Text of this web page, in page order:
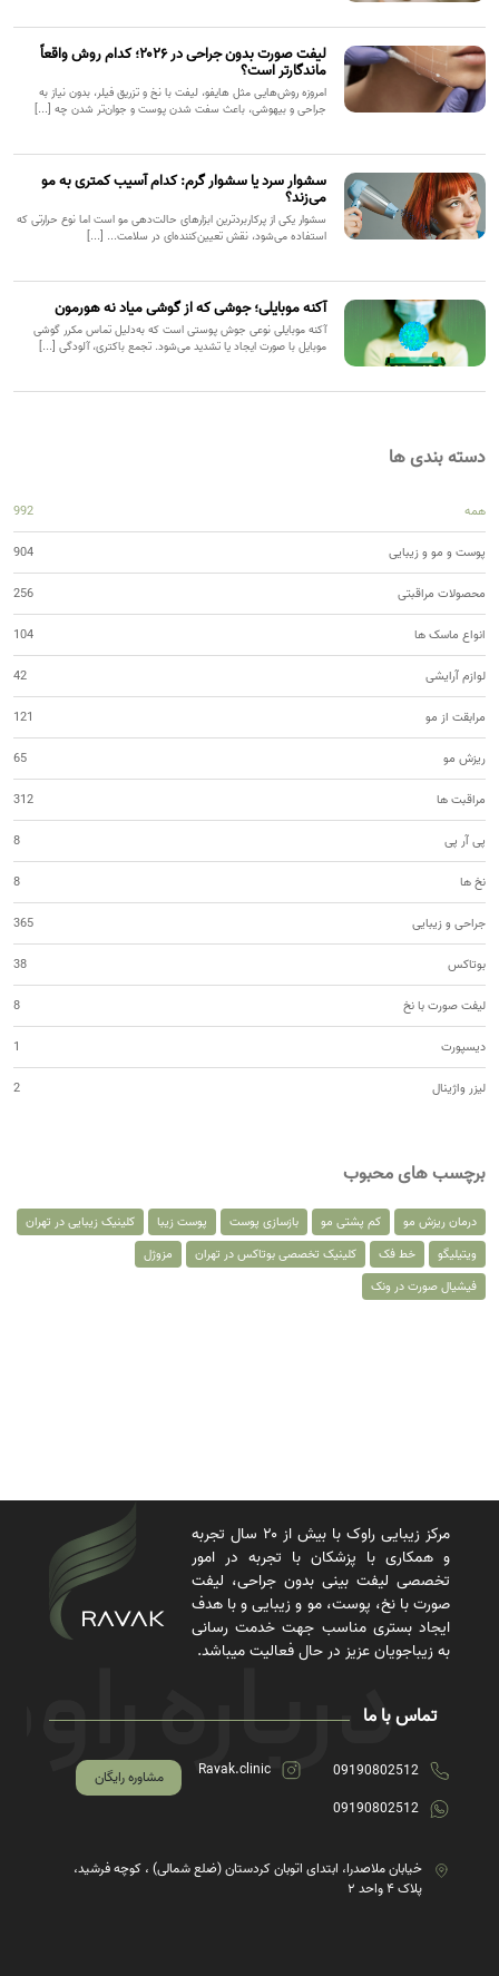
لیفت صورت بدون جراحی در ۲۰۲۶؛ کدام روش واقعاً
ماندگارتر است؟
امروزه روش‌هایی مثل هایفو، لیفت با نخ و تزریق فیلر، بدون نیاز به
جراحی و بیهوشی، باعث سفت شدن پوست و جوان‌تر شدن چه [...]
سشوار سرد یا سشوار گرم: کدام آسیب کمتری به مو
می‌زند؟
سشوار یکی از پرکاربردترین ابزارهای حالت‌دهی مو است اما نوع حرارتی که
استفاده می‌شود، نقش تعیین‌کننده‌ای در سلامت... [...]
آکنه موبایلی؛ جوشی که از گوشی میاد نه هورمون
آکنه موبایلی نوعی جوش پوستی است که به‌دلیل تماس مکرر گوشی
موبایل با صورت ایجاد یا تشدید می‌شود. تجمع باکتری، آلودگی [...]
دسته بندی ها
همه 992
پوست و مو و زیبایی 904
محصولات مراقبتی 256
انواع ماسک ها 104
لوازم آرایشی 42
مرابقت از مو 121
ریزش مو 65
مراقبت ها 312
پی آر پی 8
نخ ها 8
جراحی و زیبایی 365
بوتاکس 38
لیفت صورت با نخ 8
دیسپورت 1
لیزر واژینال 2
برچسب های محبوب
درمان ریزش مو کم پشتی مو بازسازی پوست پوست زیبا
کلینیک زیبایی در تهران
ویتیلیگو
خط فک کلینیک تخصصی بوتاکس در تهران
مزوژل
فیشیال صورت در ونک
مرکز زیبایی راوک با بیش از ۲۰ سال تجربه
و همکاری با پزشکان با تجربه در امور
تخصصی لیفت بینی بدون جراحی، لیفت
صورت با نخ، پوست، مو و زیبایی و با هدف
ایجاد بستری مناسب جهت خدمت رسانی
به زیباجویان عزیز در حال فعالیت میباشد.
تماس با ما
09190802512
09190802512
Ravak.clinic مشاوره رایگان
خیابان ملاصدرا، ابتدای اتوبان کردستان (ضلع شمالی) ، کوچه فرشید،
پلاک ۴ واحد ۲